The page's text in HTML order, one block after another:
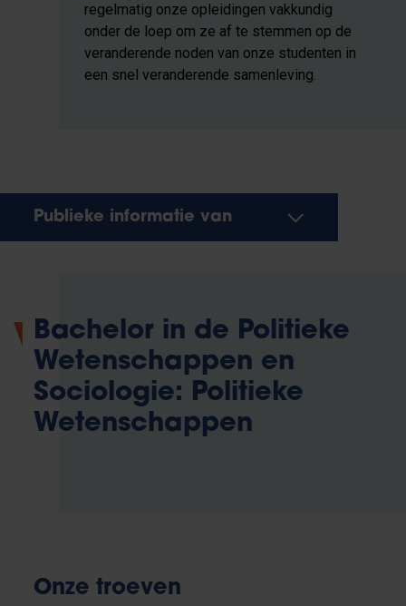
regelmatig onze opleidingen vakkundig
onder de loep om ze af te stemmen op de
veranderende noden van onze studenten in
een snel veranderende samenleving.
Publieke informatie van
Bachelor in de Politieke
Wetenschappen en
Sociologie: Politieke
Wetenschappen
Onze troeven